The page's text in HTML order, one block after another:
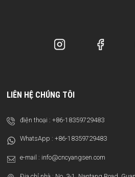
LIÊN HỆ CHÚNG TÔI
điện thoại :+86-18359729483
WhatsApp :+86-18359729483
e-mail : info@cncyangsen.com